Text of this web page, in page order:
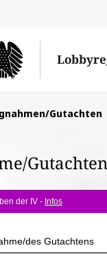
Gutachten
Gutachten
der IV - Infos
des Gutachtens